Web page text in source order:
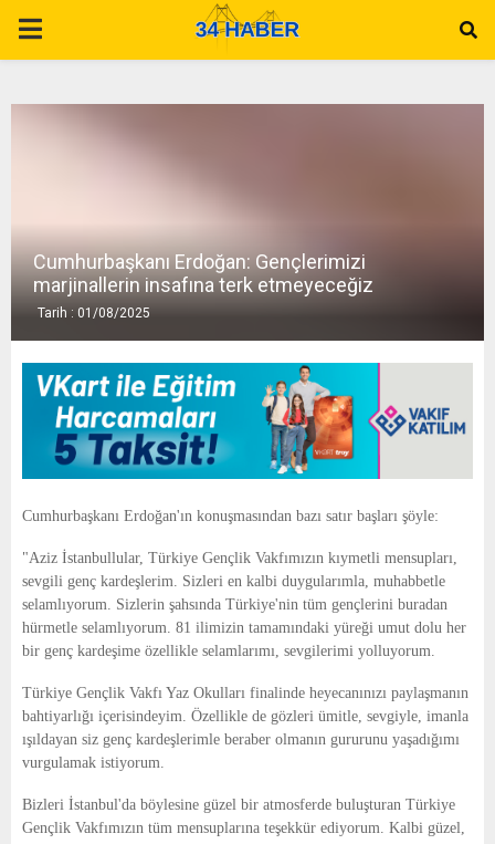
P
A
E
N
U
Cumhurbaşkanı Erdoğan: Gençlerimizi
marjinallerin insafına terk etmeyeceğiz
Tarih : 01/08/2025
Cumhurbaşkanı Erdoğan'ın konuşmasından bazı satır başları şöyle:
"Aziz İstanbullular, Türkiye Gençlik Vakfımızın kıymetli mensupları,
sevgili genç kardeşlerim. Sizleri en kalbi duygularımla, muhabbetle
selamlıyorum. Sizlerin şahsında Türkiye'nin tüm gençlerini buradan
hürmetle selamlıyorum. 81 ilimizin tamamındaki yüreği umut dolu her
bir genç kardeşime özellikle selamlarımı, sevgilerimi yolluyorum.
Türkiye Gençlik Vakfı Yaz Okulları finalinde heyecanınızı paylaşmanın
bahtiyarlığı içerisindeyim. Özellikle de gözleri ümitle, sevgiyle, imanla
ışıldayan siz genç kardeşlerimle beraber olmanın gururunu yaşadığımı
vurgulamak istiyorum.
Bizleri İstanbul'da böylesine güzel bir atmosferde buluşturan Türkiye
Gençlik Vakfımızın tüm mensuplarına teşekkür ediyorum. Kalbi güzel,